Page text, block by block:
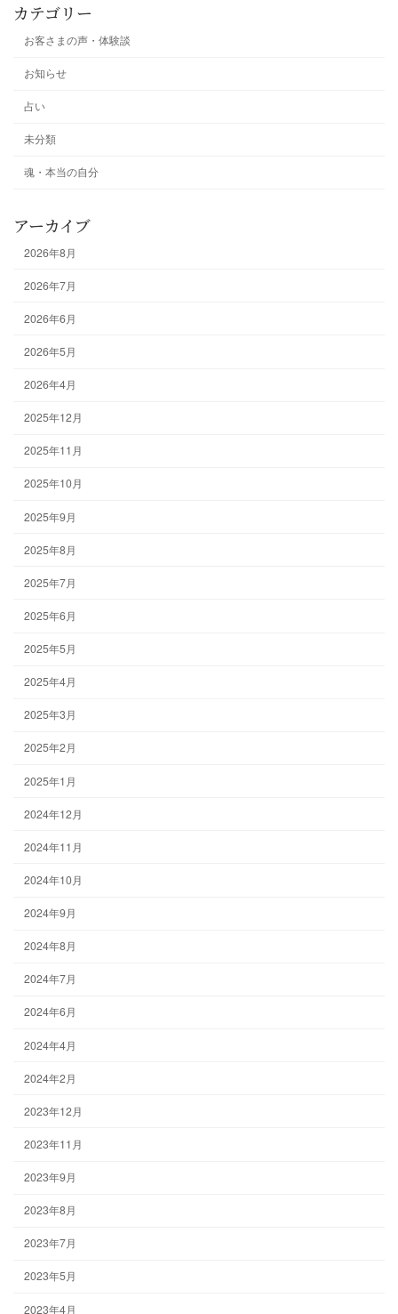
カテゴリー
お客さまの声・体験談
お知らせ
占い
未分類
魂・本当の自分
アーカイブ
2026年8月
2026年7月
2026年6月
2026年5月
2026年4月
2025年12月
2025年11月
2025年10月
2025年9月
2025年8月
2025年7月
2025年6月
2025年5月
2025年4月
2025年3月
2025年2月
2025年1月
2024年12月
2024年11月
2024年10月
2024年9月
2024年8月
2024年7月
2024年6月
2024年4月
2024年2月
2023年12月
2023年11月
2023年9月
2023年8月
2023年7月
2023年5月
2023年4月